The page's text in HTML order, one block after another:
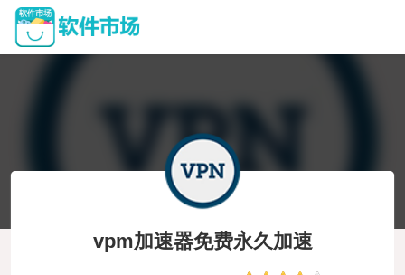
vpm加速器免费永久加速